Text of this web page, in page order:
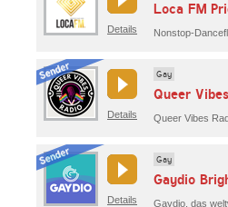
Details
Loca FM
Nonstop-
Details
Gay
Queer
Queer Vibes
Details
Gay
Gaydio